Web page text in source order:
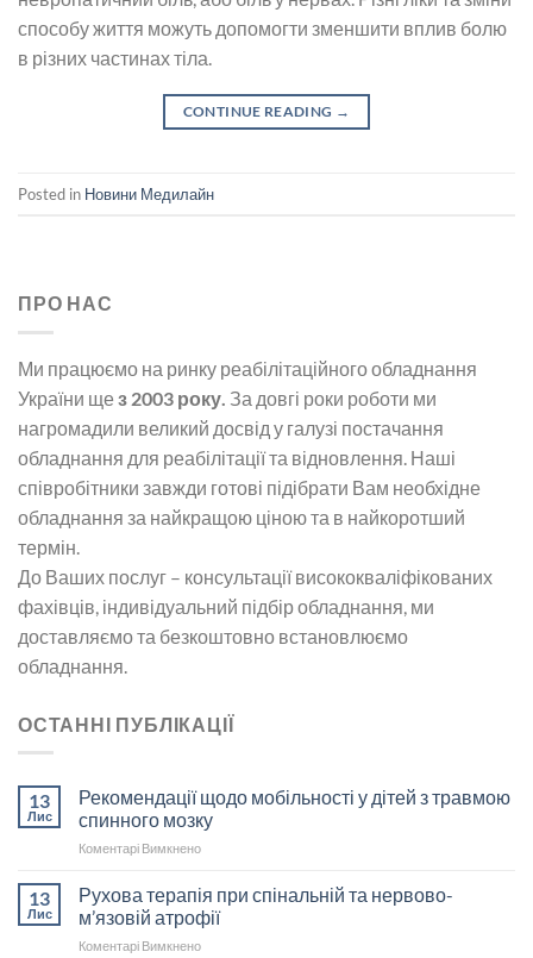
способу життя можуть допомогти зменшити вплив болю
в різних частинах тіла.
CONTINUE READING →
Posted in Новини Медилайн
ПРО НАС
Ми працюємо на ринку реабілітаційного обладнання
України ще з 2003 року. За довгі роки роботи ми
нагромадили великий досвід у галузі постачання
обладнання для реабілітації та відновлення. Наші
співробітники завжди готові підібрати Вам необхідне
обладнання за найкращою ціною та в найкоротший
термін.
До Ваших послуг – консультації висококваліфікованих
фахівців, індивідуальний підбір обладнання, ми
доставляємо та безкоштовно встановлюємо
обладнання.
ОСТАННІ ПУБЛІКАЦІЇ
13
Лис
Рекомендації щодо мобільності у дітей з травмою
спинного мозку
Коментарі Вимкненодо
щодо
мобільності
у
дітей
13
Лис
Рухова терапія при спінальній та нервово-
м’язовій атрофії
Коментарі Вимкненодо